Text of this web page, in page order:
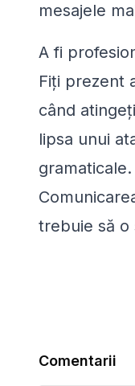
mesajele
A fi
Fiți prezent
când
lipsa unui
gramaticale.
trebuie să o
Comentarii